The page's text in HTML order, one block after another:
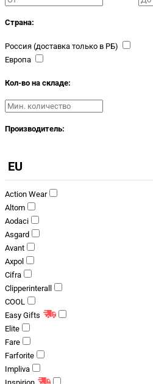
Страна:
Россия (доставка только в РБ)
Европа
Кол-во на складе:
Производитель:
EU
Action Wear
Altom
Aodaci
Asgard
Avant
Axpol
Cifra
Clipperinterall
COOL
Easy Gifts
Elite
Fare
Farforite
Impliva